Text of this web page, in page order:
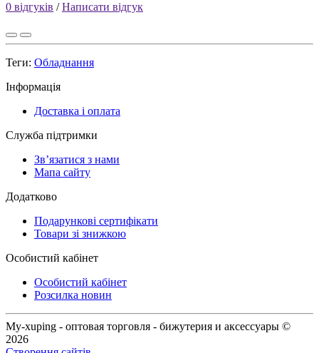
0 відгуків /Написати відгук
Теги: Обладнання
Інформація
Доставка і оплата
Служба підтримки
Зв’язатися з нами
Мапа сайту
Додатково
Подарункові сертифікати
Товари зі знижкою
Особистий кабінет
Особистий кабінет
Розсилка новин
My-xuping - оптовая торговля - бижутерия и аксессуары ©
2026